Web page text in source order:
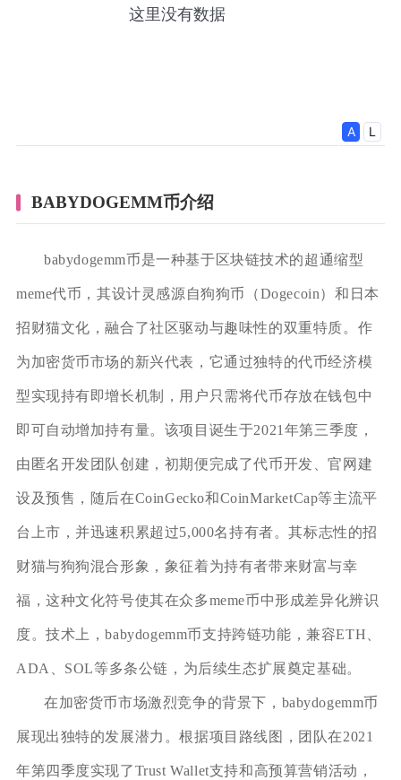
BABYDOGEMM币介绍
babydogemm币是一种基于区块链技术的超通缩型
meme代币，其设计灵感源自狗狗币（Dogecoin）和日本
招财猫文化，融合了社区驱动与趣味性的双重特质。作
为加密货币市场的新兴代表，它通过独特的代币经济模
型实现持有即增长机制，用户只需将代币存放在钱包中
即可自动增加持有量。该项目诞生于2021年第三季度，
由匿名开发团队创建，初期便完成了代币开发、官网建
设及预售，随后在CoinGecko和CoinMarketCap等主流平
台上市，并迅速积累超过5,000名持有者。其标志性的招
财猫与狗狗混合形象，象征着为持有者带来财富与幸
福，这种文化符号使其在众多meme币中形成差异化辨识
度。技术上，babydogemm币支持跨链功能，兼容ETH、
ADA、SOL等多条公链，为后续生态扩展奠定基础。
在加密货币市场激烈竞争的背景下，babydogemm币
展现出独特的发展潜力。根据项目路线图，团队在2021
年第四季度实现了Trust Wallet支持和高预算营销活动，